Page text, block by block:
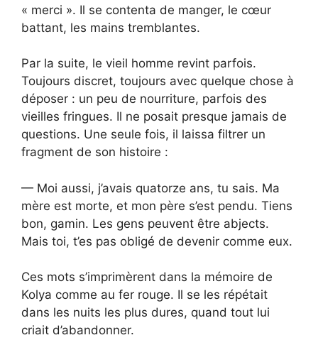
« merci ». Il se contenta de manger, le cœur
battant, les mains tremblantes.
Par la suite, le vieil homme revint parfois.
Toujours discret, toujours avec quelque chose à
déposer : un peu de nourriture, parfois des
vieilles fringues. Il ne posait presque jamais de
questions. Une seule fois, il laissa filtrer un
fragment de son histoire :
— Moi aussi, j’avais quatorze ans, tu sais. Ma
mère est morte, et mon père s’est pendu. Tiens
bon, gamin. Les gens peuvent être abjects.
Mais toi, t’es pas obligé de devenir comme eux.
Ces mots s’imprimèrent dans la mémoire de
Kolya comme au fer rouge. Il se les répétait
dans les nuits les plus dures, quand tout lui
criait d’abandonner.